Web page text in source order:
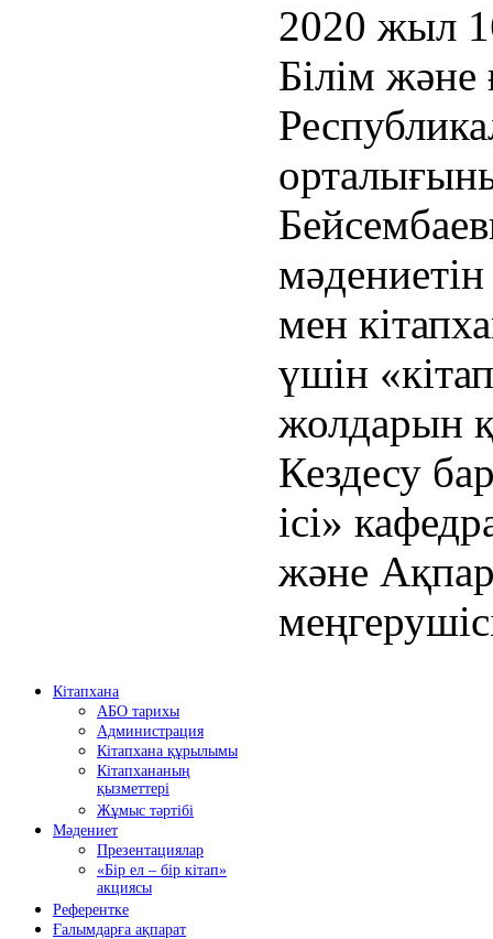
2020 жыл
Білім
мен
үшін
жолдарын
Кездесу
ісі»
және
Кітапхана
АБО тарихы
Администрация
Кітапхана құрылымы
Кітапхананың
қызметтері
Жұмыс тәртібі
Мәдениет
Презентациялар
«Бір ел – бір кітап»
акциясы
Референтке
Ғалымдарға ақпарат